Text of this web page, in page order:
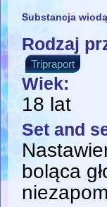
Substancja
Rodzaj
Tripraport
Wiek:
18 lat
Set and
boląca